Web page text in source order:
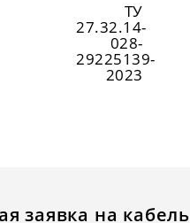
ТУ
27.32.14-
028-
29225139-
2023
заявка на кабель